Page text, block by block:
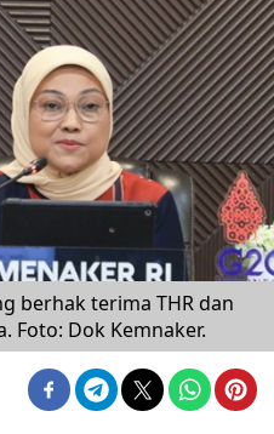
berhak terima THR dan
Foto: Dok Kemnaker.